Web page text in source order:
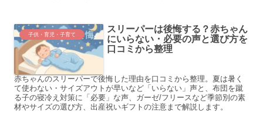
子供・育児・子育て
スリーパーは後悔する？赤ちゃん
にいらない・必要の声と選び方を
口コミから整理
赤ちゃんのスリーパーで後悔した理由を口コミから整理。夏は暑く
て使わない・サイズアウトが早いなど「いらない」声と、布団を蹴
る子の寝冷え対策に「必要」な声、ガーゼ/フリースなど季節別の素
材やサイズの選び方、出産祝いギフトの注意まで解説します。